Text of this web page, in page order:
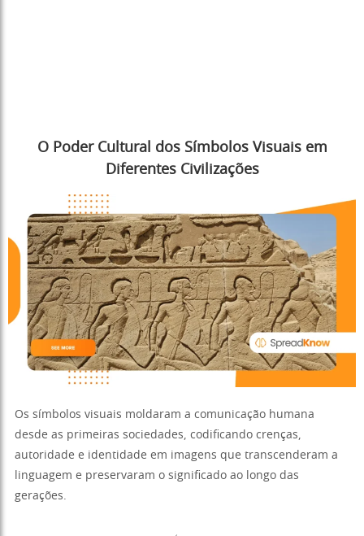
O Poder Cultural dos Símbolos Visuais em
Diferentes Civilizações
Os símbolos visuais moldaram a comunicação humana
desde as primeiras sociedades, codificando crenças,
autoridade e identidade em imagens que transcenderam a
linguagem e preservaram o significado ao longo das
gerações.